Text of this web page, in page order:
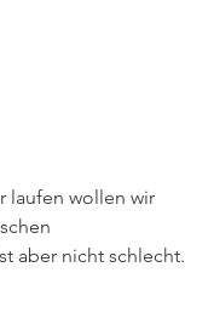
laufen wollen wir
aber nicht schlecht.